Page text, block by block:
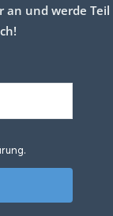
an und werde Teil